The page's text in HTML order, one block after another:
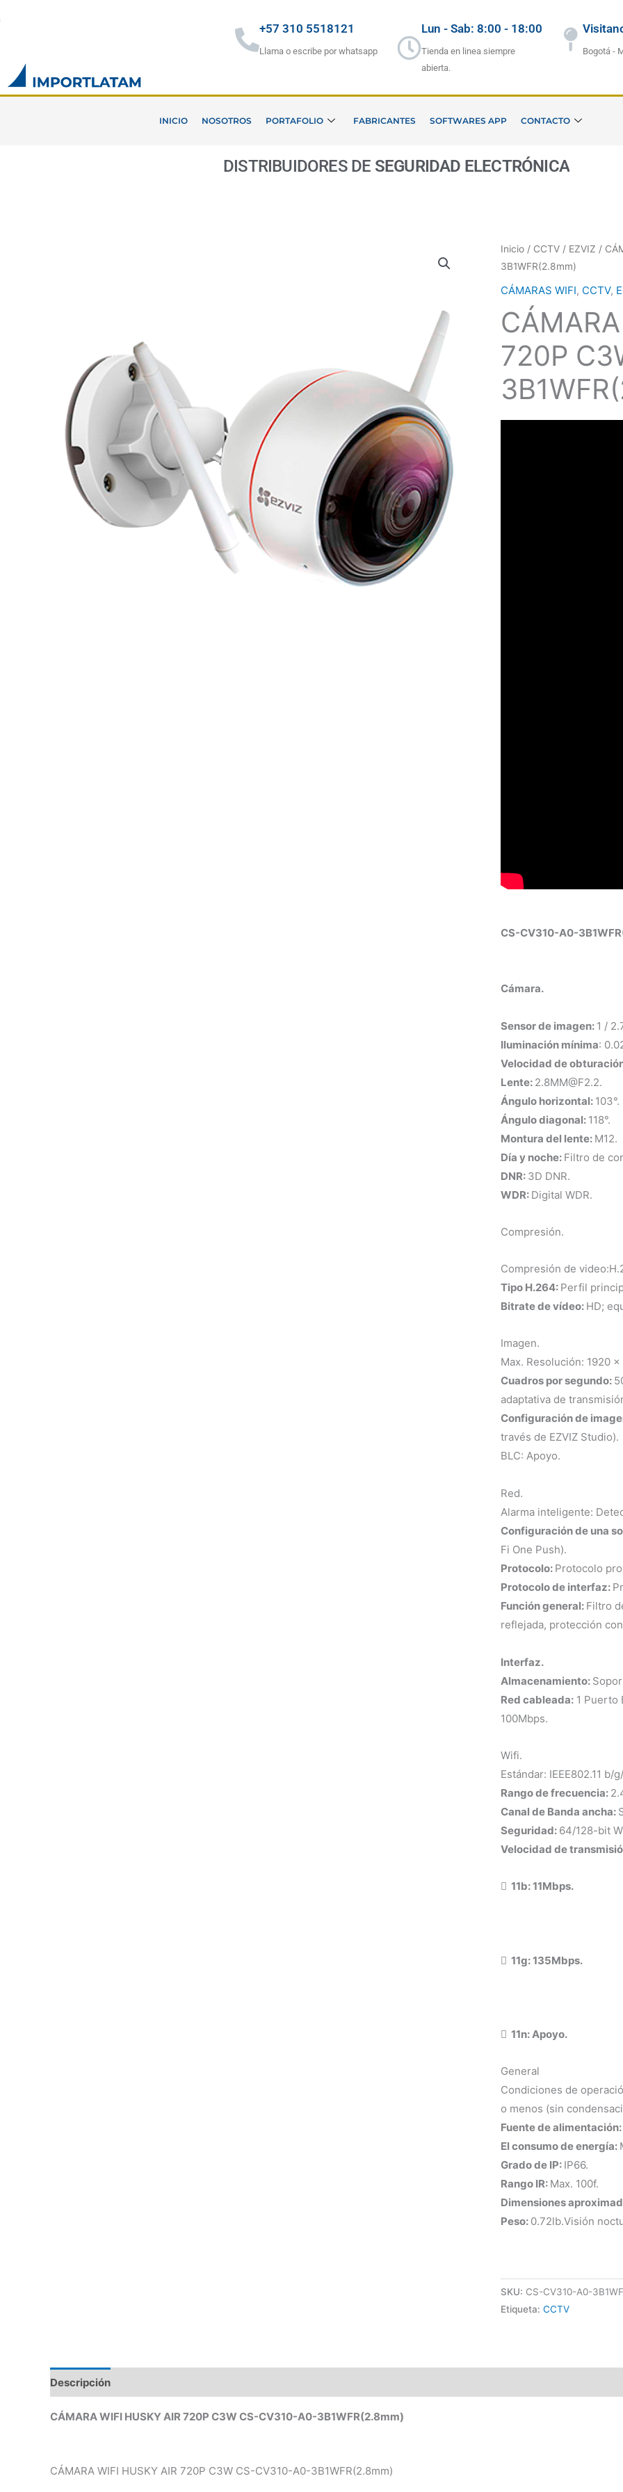
+57 310 5518121
Llama o escribe por whatsapp
Lun - Sab: 8:00 - 18:00
Tienda en linea siempre
abierta.
Bogotá -
INICIO NOSOTROS PORTAFOLIO FABRICANTES SOFTWARES APP CONTACTO
DISTRIBUIDORES DE SEGURIDAD ELECTRÓNICA
Inicio / CCTV / EZVIZ /
3B1WFR(2.8mm)
CÁMARAS WIFI, CCTV,
720P
CS-CV310-A0-
Cámara.
Sensor de imagen: 1 /
Iluminación mínima:
Velocidad de
Lente: 2.8MM@F2.2.
Ángulo horizontal: 103°.
Ángulo diagonal: 118°.
Montura del lente: M12.
Día y noche: Filtro de
DNR: 3D DNR.
WDR: Digital WDR.
Compresión.
Compresión de
Tipo H.264: Perfil
Bitrate de vídeo: HD;
Imagen.
Max. Resolución: 1920
Cuadros por segundo:
adaptativa de
Configuración de
través de EZVIZ Studio).
BLC: Apoyo.
Red.
Alarma inteligente:
Configuración de una
Fi One Push).
Protocolo: Protocolo
Protocolo de interfaz:
Función general: Filtro
reflejada, protección
Interfaz.
Almacenamiento:
Red cableada: 1 Puerto
100Mbps.
Wifi.
Estándar: IEEE802.11 b/
Rango de frecuencia:
Canal de Banda ancha:
Seguridad: 64/128-bit
Velocidad de
 11b: 11Mbps.
 11g: 135Mbps.
 11n: Apoyo.
General
Condiciones de
o menos (sin
Fuente de alimentación:
El consumo de energía:
Grado de IP: IP66.
Rango IR: Max. 100f.
Dimensiones
Peso: 0.72lb.Visión
SKU: CS-CV310-A0-
Etiqueta: CCTV
Descripción
CÁMARA WIFI HUSKY AIR 720P C3W CS-CV310-A0-3B1WFR(2.8mm)
CÁMARA WIFI HUSKY AIR 720P C3W CS-CV310-A0-3B1WFR(2.8mm)